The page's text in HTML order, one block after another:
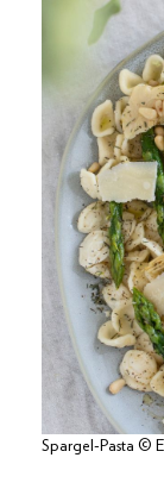
Spargel-Pasta ©